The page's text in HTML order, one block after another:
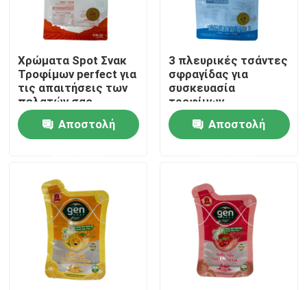
Σπίτι
Προϊόντα
Γύρος εργοστασίων
Ποιοτικός έλεγχος
Χρώματα Spot Σνακ
Τροφίμων perfect για
τις απαιτήσεις των
πελατών σας
Αποστολή
3 πλευρικές τσάντες
σφραγίδας για
συσκευασία
τροφίμων
Αποστολή